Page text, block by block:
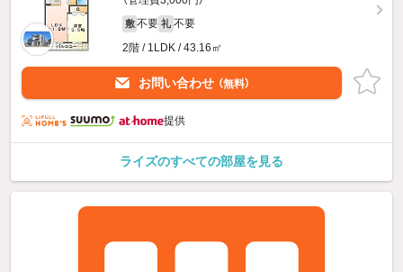
敷 不要 礼 不要
2階 / 1LDK / 43.16㎡
お問い合わせ （無料）
提供
ライズのすべての部屋を見る